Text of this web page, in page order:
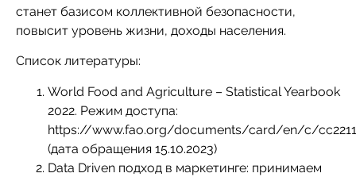
станет базисом коллективной безопасности,
повысит уровень жизни, доходы населения.
Список литературы:
World Food and Agriculture – Statistical Yearbook
2022. Режим доступа:
https://www.fao.org/documents/card/en/c/
(дата обращения 15.10.2023)
Data Driven подход в маркетинге: принимаем